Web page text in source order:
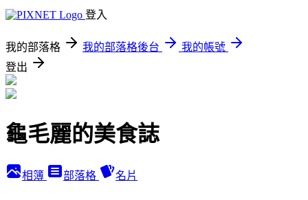
登入
我的部落格 我的部落格後台
我的帳號
登出
龜毛麗的美食誌
相簿 部落格 名片